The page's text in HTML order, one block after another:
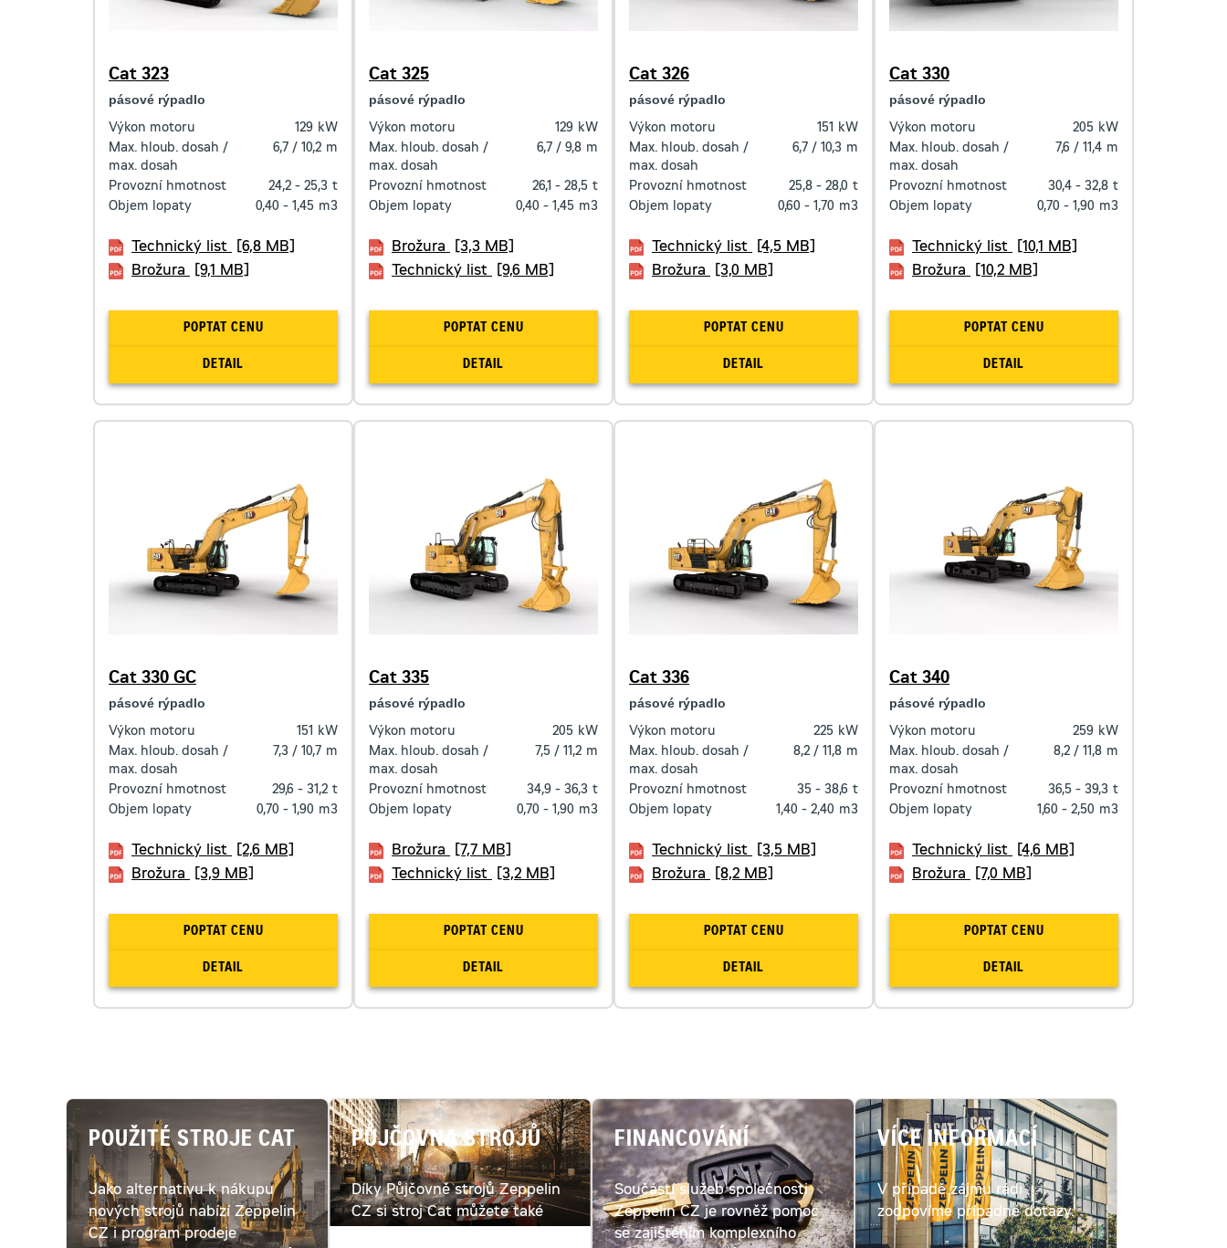
Cat 323
pásové rýpadlo
Výkon motoru 129 kW
Max. hloub. dosah /
max. dosah
6,7 / 10,2 m
Provozní hmotnost 24,2 - 25,3 t
Objem lopaty
0,40 - 1,45 m3
Technický list
[6,8 MB]
Brožura
[9,1 MB]
POPTAT CENU
DETAIL
Cat 325
pásové rýpadlo
Výkon motoru 129 kW
Max. hloub. dosah /
max. dosah
6,7 / 9,8 m
Provozní hmotnost 26,1 - 28,5 t
Objem lopaty
0,40 - 1,45 m3
Brožura
[3,3 MB]
Technický list
[9,6 MB]
POPTAT CENU
DETAIL
Cat 326
pásové rýpadlo
Výkon motoru 151 kW
Max. hloub. dosah /
max. dosah
6,7 / 10,3 m
Provozní hmotnost 25,8 - 28,0 t
Objem lopaty
0,60 - 1,70 m3
Technický list
[4,5 MB]
Brožura
[3,0 MB]
POPTAT CENU
DETAIL
Cat 330
pásové rýpadlo
Výkon motoru 205 kW
Max. hloub. dosah /
max. dosah
7,6 / 11,4 m
Provozní hmotnost 30,4 - 32,8 t
Objem lopaty
0,70 - 1,90 m3
Technický list
[10,1 MB]
Brožura
[10,2 MB]
POPTAT CENU
DETAIL
Cat 330 GC
pásové rýpadlo
Výkon motoru 151 kW
Max. hloub. dosah /
max. dosah
7,3 / 10,7 m
Provozní hmotnost 29,6 - 31,2 t
Objem lopaty
0,70 - 1,90 m3
Technický list
[2,6 MB]
Brožura
[3,9 MB]
POPTAT CENU
DETAIL
Cat 335
pásové rýpadlo
Výkon motoru 205 kW
Max. hloub. dosah /
max. dosah
7,5 / 11,2 m
Provozní hmotnost 34,9 - 36,3 t
Objem lopaty
0,70 - 1,90 m3
Brožura
[7,7 MB]
Technický list
[3,2 MB]
POPTAT CENU
DETAIL
Cat 336
pásové rýpadlo
Výkon motoru 225 kW
Max. hloub. dosah /
max. dosah
8,2 / 11,8 m
Provozní hmotnost 35 - 38,6 t
Objem lopaty
1,40 - 2,40 m3
Technický list
[3,5 MB]
Brožura
[8,2 MB]
POPTAT CENU
DETAIL
Cat 340
pásové rýpadlo
Výkon motoru 259 kW
Max. hloub. dosah /
max. dosah
8,2 / 11,8 m
Provozní hmotnost 36,5 - 39,3 t
Objem lopaty
1,60 - 2,50 m3
Technický list
[4,6 MB]
Brožura
[7,0 MB]
POPTAT CENU
DETAIL
POUŽITÉ STROJE CAT
Jako alternativu k nákupu
nových strojů nabízí Zeppelin
CZ i program prodeje
PŮJČOVNA STROJŮ
Díky Půjčovně strojů Zeppelin
CZ si stroj Cat můžete také
FINANCOVÁNÍ
Součástí služeb společnosti
Zeppelin CZ je rovněž pomoc
se zajištěním komplexního
VÍCE INFORMACÍ
V případě zájmu rádi
zodpovíme případné dotazy.